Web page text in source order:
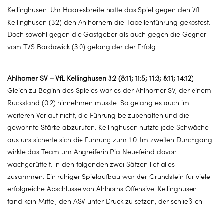
Kellinghusen. Um Haaresbreite hätte das Spiel gegen den VfL
Kellinghusen (3:2) den Ahlhornern die Tabellenführung gekostest.
Doch sowohl gegen die Gastgeber als auch gegen die Gegner
vom TVS Bardowick (3:0) gelang der der Erfolg.
Ahlhorner SV – VfL Kellinghusen 3:2 (8:11; 11:5; 11:3; 8:11; 14:12)
Gleich zu Beginn des Spieles war es der Ahlhorner SV, der einem
Rückstand (0:2) hinnehmen musste. So gelang es auch im
weiteren Verlauf nicht, die Führung beizubehalten und die
gewohnte Stärke abzurufen. Kellinghusen nutzte jede Schwäche
aus uns sicherte sich die Führung zum 1:0. Im zweiten Durchgang
wirkte das Team um Angreiferin Pia Neuefeind davon
wachgerüttelt. In den folgenden zwei Sätzen lief alles
zusammen. Ein ruhiger Spielaufbau war der Grundstein für viele
erfolgreiche Abschlüsse von Ahlhorns Offensive. Kellinghusen
fand kein Mittel, den ASV unter Druck zu setzen, der schließlich